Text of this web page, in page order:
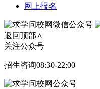
网上报名
返回顶部∧
关注公众号
招生咨询08:30-22:00